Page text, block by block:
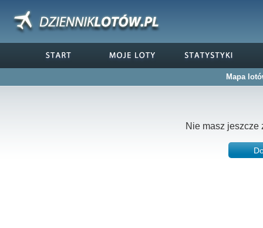
Mapa
Nie masz jeszcze